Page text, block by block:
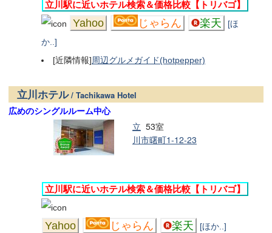
立川駅に近いホテル検索＆価格比較【トリバゴ】
Yahoo じゃらん 楽天
[ほ
か..]
[近隣情報]周辺グルメガイド(hotpepper)
立川ホテル/ Tachikawa Hotel
広めのシングルルーム中心
53室
立
川市曙町1-12-23
立川駅に近いホテル検索＆価格比較【トリバゴ】
Yahoo じゃらん 楽天
[ほか..]